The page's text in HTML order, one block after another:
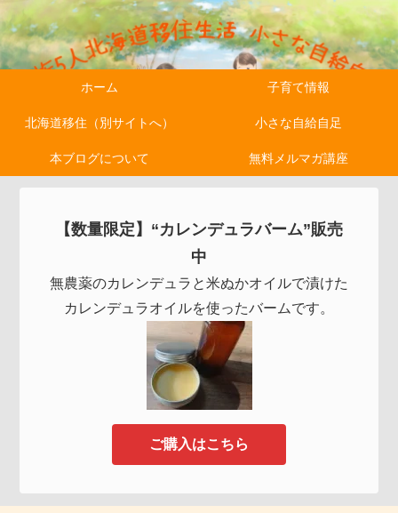
ホーム 子育て情報
北海道移住（別サイトへ） 小さな自給自足
本ブログについて 無料メルマガ講座
【数量限定】“カレンデュラバーム”販売
中
無農薬のカレンデュラと米ぬかオイルで漬けた
カレンデュラオイルを使ったバームです。
ご購入はこちら